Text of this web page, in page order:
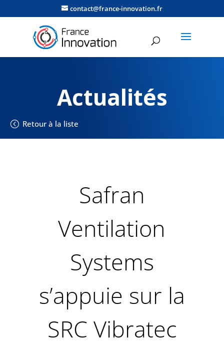
contact@france-innovation.fr
Actualités
Retour à la liste
Safran
Ventilation
Systems
s’appuie sur la
SRC Vibratec